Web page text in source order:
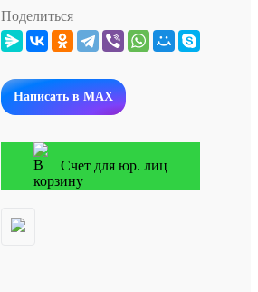
Поделиться
Написать в MAX
Счет для юр. лиц